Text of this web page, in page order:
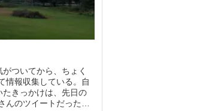
ついてから、ちょく
情報収集している。自
きっかけは、先日の
のツイートだったと